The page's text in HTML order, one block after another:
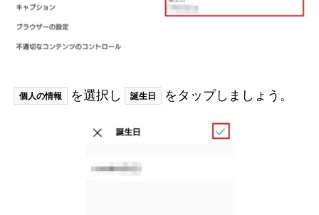
個人の情報 を選択し 誕生日 をタップしましょう。